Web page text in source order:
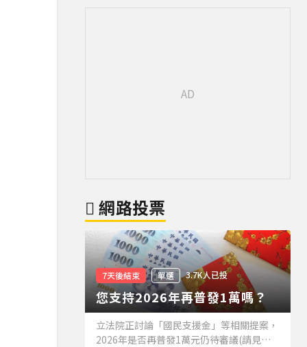
網路投票
7天後結束 單選 3.7K人已投
您支持2026年再普發1萬嗎？
立法院正討論「國民支援金」等相關提案，
2026年是否再普發1萬元仍待審議(請見下